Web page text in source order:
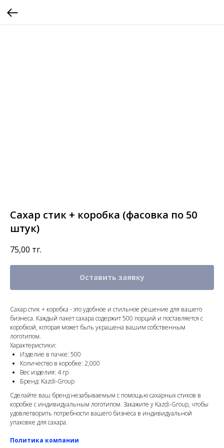
Сахар стик + коробка (фасовка по 50
штук)
75,00 тг.
Оставить заявку
Сахар стик + коробка - это удобное и стильное решение для вашего
бизнеса. Каждый пакет сахара содержит 500 порций и поставляется с
коробкой, которая может быть украшена вашим собственным
логотипом.
Характеристики:
Изделие в пачке: 500
Количество в коробке: 2,000
Вес изделия: 4 гр
Бренд: Kazdi-Group
Сделайте ваш бренд незабываемым с помощью сахарных стиков в
коробке с индивидуальным логотипом. Закажите у Kazdi-Group, чтобы
удовлетворить потребности вашего бизнеса в индивидуальной
упаковке для сахара.
Политика компании